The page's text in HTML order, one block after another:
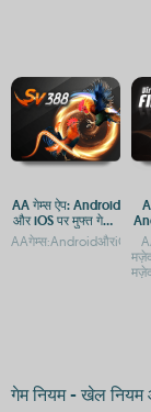
AA गेम्स ऐप: Android
और iOS पर मुफ्त गेमिंग
का आनंद
गेम नियम - खेल नियम